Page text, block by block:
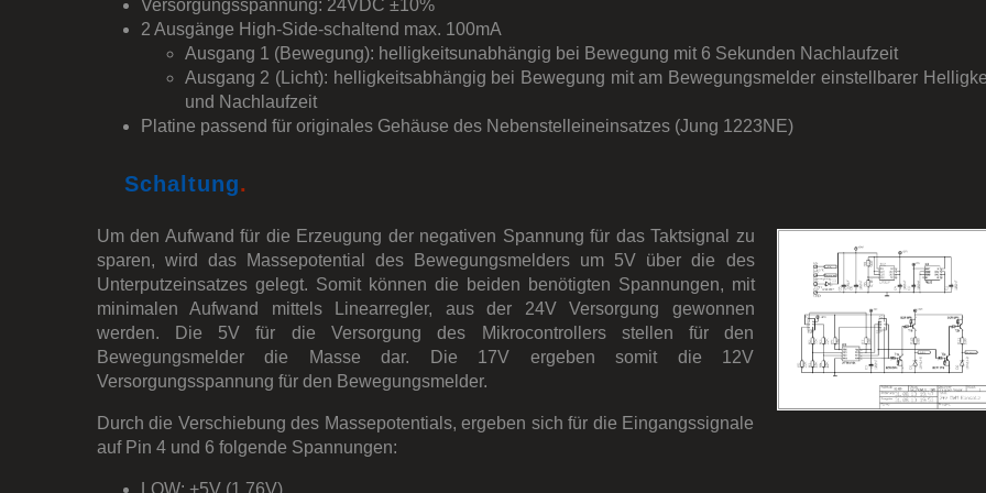
Versorgungsspannung: 24VDC ±10%
2 Ausgänge High-Side-schaltend max. 100mA
Ausgang 1 (Bewegung): helligkeitsunabhängig bei Bewegung mit 6 Sekunden Nachlaufzeit
Ausgang 2 (Licht): helligkeitsabhängig bei Bewegung mit am Bewegungsmelder einstellbarer
und Nachlaufzeit
Platine passend für originales Gehäuse des Nebenstelleineinsatzes (Jung 1223NE)
Schaltung.
Um den Aufwand für die Erzeugung der negativen Spannung für das Taktsignal zu
sparen, wird das Massepotential des Bewegungsmelders um 5V über die des
Unterputzeinsatzes gelegt. Somit können die beiden benötigten Spannungen, mit
minimalen Aufwand mittels Linearregler, aus der 24V Versorgung gewonnen
werden. Die 5V für die Versorgung des Mikrocontrollers stellen für den
Bewegungsmelder die Masse dar. Die 17V ergeben somit die 12V
Versorgungsspannung für den Bewegungsmelder.
Durch die Verschiebung des Massepotentials, ergeben sich für die Eingangssignale
auf Pin 4 und 6 folgende Spannungen:
LOW: +5V (1,76V)